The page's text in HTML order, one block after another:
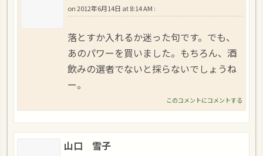
on2012年6月14日 at 8:14 AM :
落とすか入れるか迷った句です。でも、
あのパワーを買いました。もちろん、酒
飲みの選者でないと採らないでしょうね
ー。
このコメントにコメントする
山口 雪子